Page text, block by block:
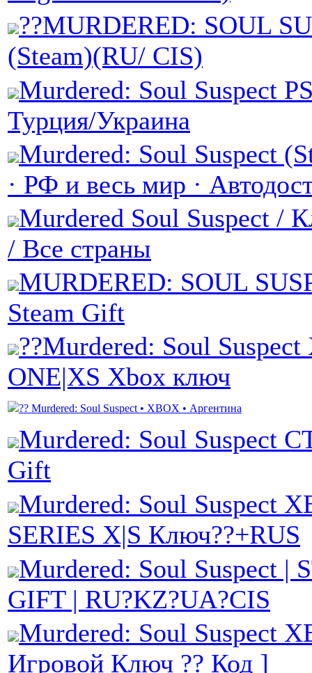
??MURDERED: SOUL
(Steam)(RU/ CIS)
Murdered: Soul Suspect
Турция/Украина
Murdered: Soul Suspect
· РФ и весь мир ·
Murdered Soul Suspect /
/ Все страны
MURDERED: SOUL
Steam Gift
??Murdered: Soul
ONE|XS Xbox ключ
?? Murdered: Soul Suspect • XBOX • Аргентина
Murdered: Soul Suspect
Gift
Murdered: Soul Suspect
SERIES X|S Ключ??+RUS
Murdered: Soul Suspect |
GIFT | RU?KZ?UA?CIS
Murdered: Soul Suspect
Игровой Ключ ?? Код ]